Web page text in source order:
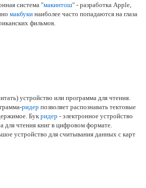
система "макинтош" - разработка Apple,
макбуки наиболее часто попадаются на глаза
фильмов.
устройство или программа для чтения.
ридер позволяет распознавать тектовые
Бук ридер - электронное устройство
для чтения книг в цифровом формате.
устройство для считывания данных с карт